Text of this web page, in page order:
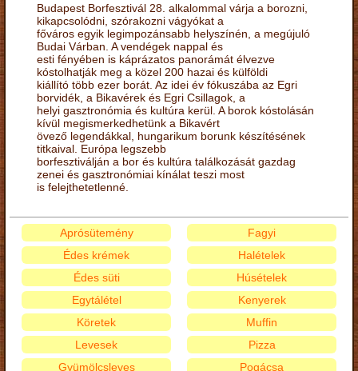
Budapest Borfesztivál 28. alkalommal várja a borozni,
kikapcsolódni, szórakozni vágyókat a
főváros egyik legimpozánsabb helyszínén, a megújuló
Budai Várban. A vendégek nappal és
esti fényében is káprázatos panorámát élvezve
kóstolhatják meg a közel 200 hazai és külföldi
kiállító több ezer borát. Az idei év fókuszába az Egri
borvidék, a Bikavérek és Egri Csillagok, a
helyi gasztronómia és kultúra kerül. A borok kóstolásán
kívül megismerkedhetünk a Bikavért
övező legendákkal, hungarikum borunk készítésének
titkaival. Európa legszebb
borfesztiválján a bor és kultúra találkozását gazdag
zenei és gasztronómiai kínálat teszi most
is felejthetetlenné.
Aprósütemény
Édes krémek
Édes süti
Egytálétel
Fagyi
Halételek
Húsételek
Kenyerek
Köretek
Levesek
Gyümölcsleves
Muffin
Pizza
Pogácsa